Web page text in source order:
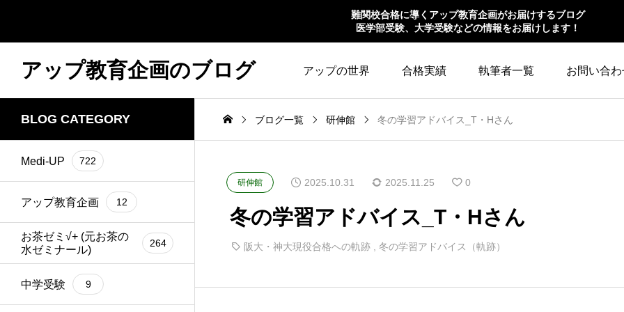
難関校合格に導くアップ教育企画がお届けするブログ
医学部受験、大学受験などの情報をお届けします！
アップ教育企画のブログ アップの世界 合格実績 執筆者一覧 お問い合わ
BLOG CATEGORY
Medi-UP 722
アップ教育企画 12
お茶ゼミ√+ (元お茶の
水ゼミナール)
264
中学受験 9
ブログ一覧 研伸館 冬の学習アドバイス_T・Hさん
研伸館 2025.10.31 2025.11.25 0
冬の学習アドバイス_T・Hさん
阪大・神大現役合格への軌跡 冬の学習アドバイス（軌跡）